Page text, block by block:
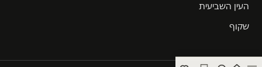
העין השביעית
שקוף